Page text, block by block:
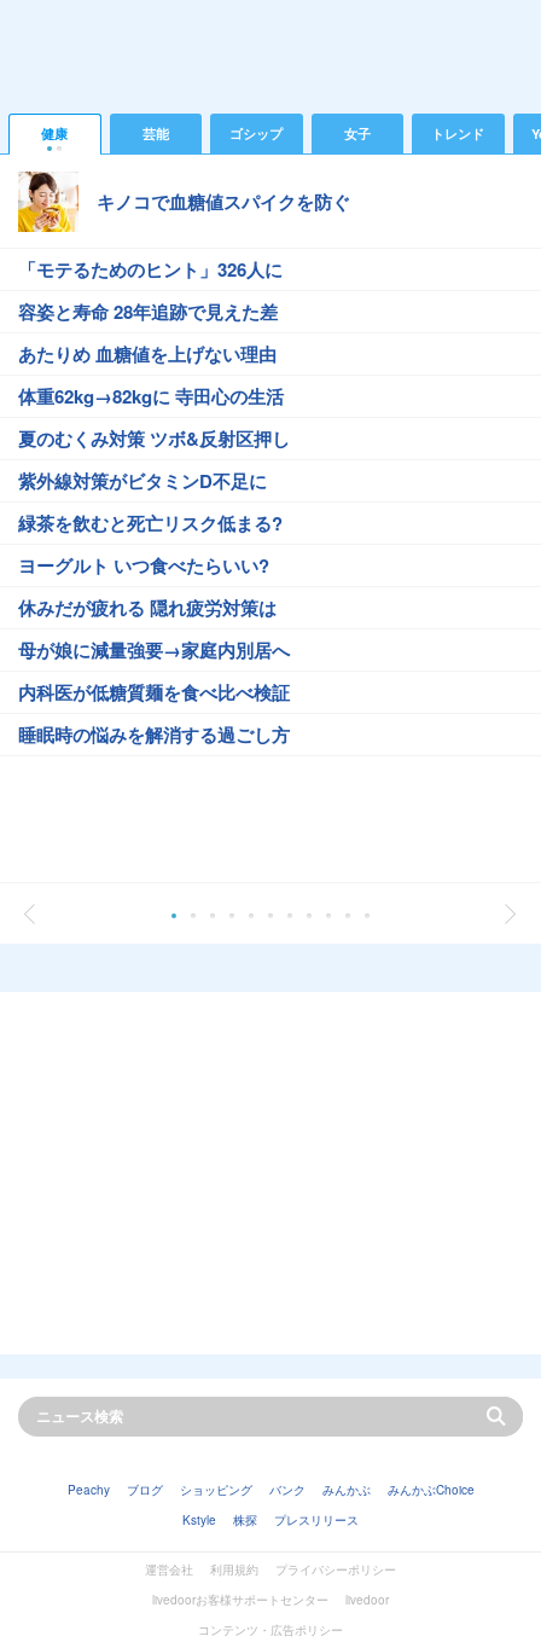
健康 芸能 ゴシップ 女子 トレンド
キノコで血糖値スパイクを防ぐ
「モテるためのヒント」326人に
容姿と寿命 28年追跡で見えた差
あたりめ 血糖値を上げない理由
体重62kg→82kgに 寺田心の生活
夏のむくみ対策 ツボ&反射区押し
紫外線対策がビタミンD不足に
緑茶を飲むと死亡リスク低まる?
ヨーグルト いつ食べたらいい?
休みだが疲れる 隠れ疲労対策は
母が娘に減量強要→家庭内別居へ
内科医が低糖質麺を食べ比べ検証
睡眠時の悩みを解消する過ごし方
Peachy ブログ ショッピング バンク みんかぶ
みんかぶChoice
Kstyle
株探 プレスリリース
運営会社 利用規約
プライバシーポリシー
livedoorお客様サポートセンター
livedoor
コンテンツ・広告ポリシー